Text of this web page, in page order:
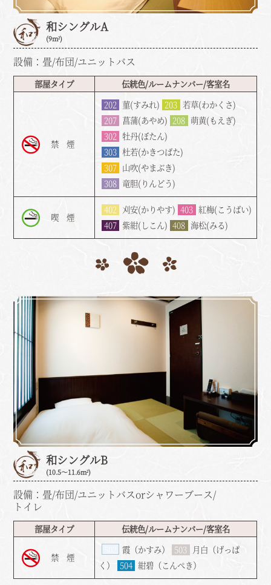
和シングルA
(9m²)
設備：畳/布団/ユニットバス
部屋タイプ 伝統色/ルームナンバー/客室名
禁 煙
202 菫(すみれ) 203 若草(わかくさ)
207 菖蒲(あやめ) 208 萌黄(もえぎ)
302 牡丹(ぼたん)
303 杜若(かきつばた)
307 山吹(やまぶき)
308 竜胆(りんどう)
喫 煙
402 刈安(かりやす) 403 紅梅(こうばい)
407 紫紺(しこん) 408 海松(みる)
和シングルB
(10.5～11.6m²)
設備：畳/布団/ユニットバスorシャワーブース/
トイレ
部屋タイプ 伝統色/ルームナンバー/客室名
禁 煙
霞（かすみ） 503
月白（げっぱ
く）
504 紺碧（こんぺき）